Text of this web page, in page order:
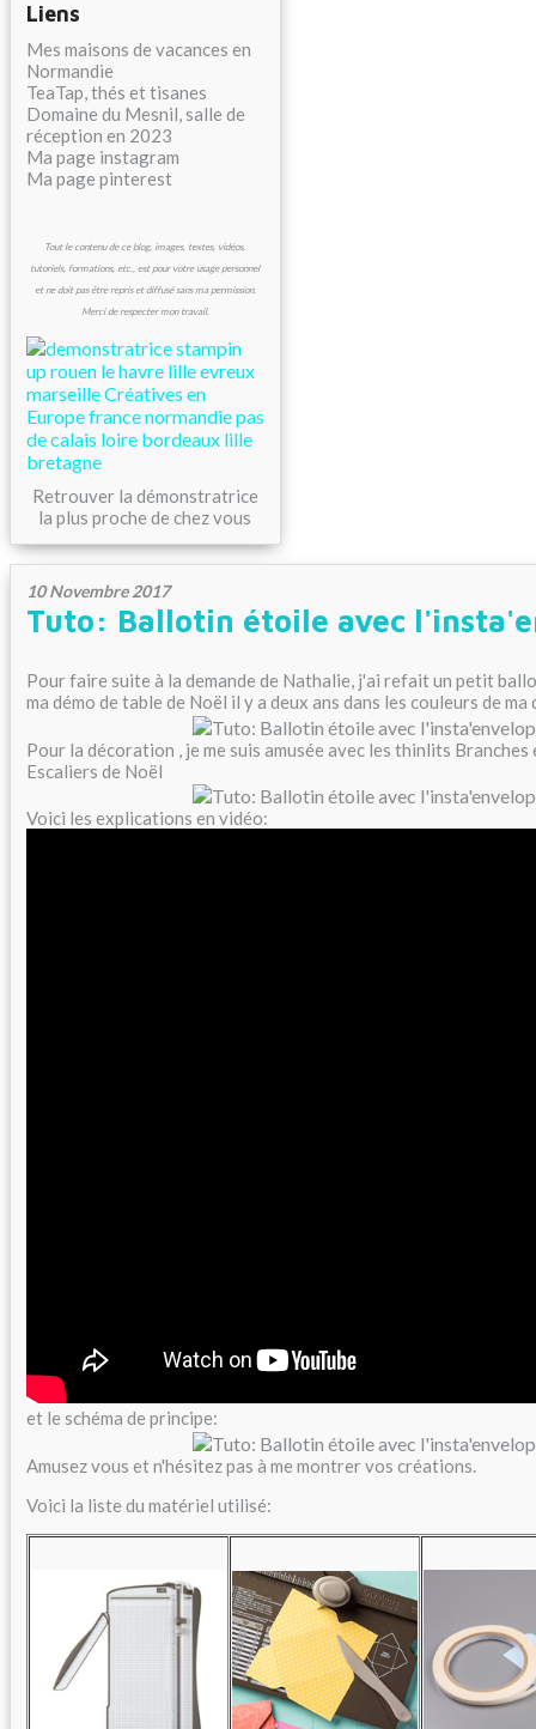
Liens
Mes maisons de vacances en
Normandie
TeaTap, thés et tisanes
Domaine du Mesnil, salle de
réception en 2023
Ma page instagram
Ma page pinterest
Tout le contenu de ce blog, images, textes, vidéos,
tutoriels, formations, etc., est pour votre usage personnel
et ne doit pas être repris et diffusé sans ma permission.
Merci de respecter mon travail.
Retrouver la démonstratrice
la plus proche de chez vous
10 Novembre 2017
Tuto: Ballotin étoile avec
Pour faire suite à la demande de Nathalie, j'ai refait un petit
ma démo de table de Noël il y a deux ans dans les couleurs de
Pour la décoration , je me suis amusée avec les thinlits Branches
Escaliers de Noël
Voici les explications en vidéo:
et le schéma de principe:
Amusez vous et n'hésitez pas à me montrer vos créations.
Voici la liste du matériel utilisé: